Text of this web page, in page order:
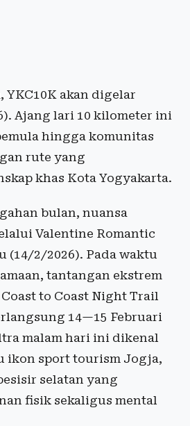
YKC10K akan digelar
Ajang lari 10 kilometer ini
hingga komunitas
rute yang
khas Kota Yogyakarta.
bulan, nuansa
Valentine Romantic
(14/2/2026). Pada waktu
tantangan ekstrem
to Coast Night Trail
14—15 Februari
malam hari ini dikenal
ikon sport tourism Jogja,
selatan yang
fisik sekaligus mental